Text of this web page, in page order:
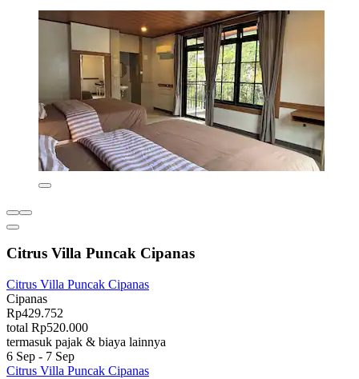
Citrus Villa Puncak Cipanas
Citrus Villa Puncak Cipanas
Cipanas
Rp429.752
total Rp520.000
termasuk pajak & biaya lainnya
6 Sep - 7 Sep
Citrus Villa Puncak Cipanas